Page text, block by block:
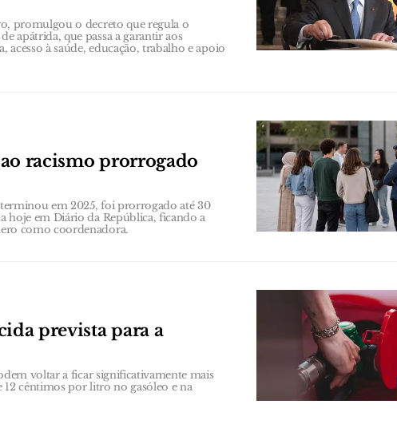
promulgou o decreto que regula o
apátrida, que passa a garantir aos
à saúde, educação, trabalho e apoio
racismo prorrogado
em 2025, foi prorrogado até 30
hoje em Diário da República, ficando a
como coordenadora.
prevista para a
voltar a ficar significativamente mais
12 cêntimos por litro no gasóleo e na